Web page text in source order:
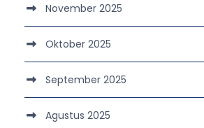
November 2025
Oktober 2025
September 2025
Agustus 2025